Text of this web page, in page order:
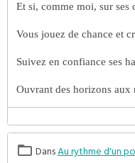
Et si, comme moi, sur ses
Vous jouez de chance et
Suivez en confiance ses
Ouvrant des horizons aux
DansAu rythme d'un